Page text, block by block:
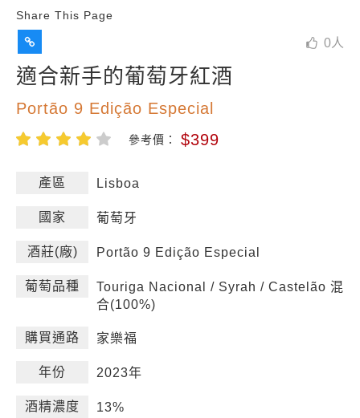
Share This Page
0人
適合新手的葡萄牙紅酒
Portão 9 Edição Especial
參考價： $399
產區 Lisboa
國家 葡萄牙
酒莊(廠) Portão 9 Edição Especial
葡萄品種
Touriga Nacional / Syrah / Castelão 混
合(100%)
購買通路 家樂福
年份 2023年
酒精濃度 13%